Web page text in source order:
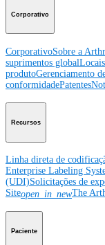
Corporativo
CorporativoSobre a
suprimentos globalLocais
produtoGerenciamento
conformidadePatentes
Recursos
Linha direta de
Enterprise Labeling
(UDI)Solicitações de
Siteopen_in_newThe
Paciente